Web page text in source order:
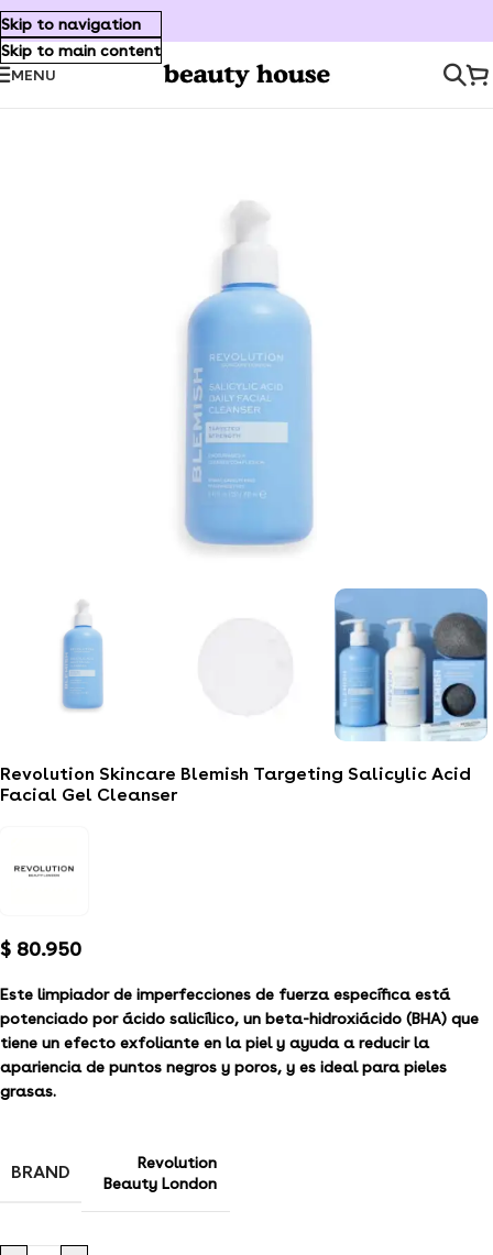
Skip to navigation
Skip to main content
MENU
Revolution Skincare Blemish Targeting Salicylic Acid
Facial Gel Cleanser
$ 80.950
Este limpiador de imperfecciones de fuerza específica está
potenciado por ácido salicílico, un beta-hidroxiácido (BHA) que
tiene un efecto exfoliante en la piel y ayuda a reducir la
apariencia de puntos negros y poros, y es ideal para pieles
grasas.
BRAND
Revolution
Beauty London